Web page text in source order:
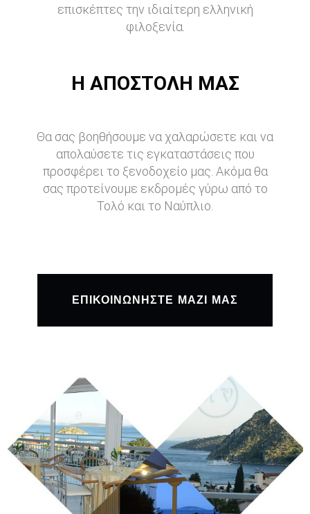
επισκέπτες την ιδιαίτερη ελληνική
φιλοξενία.
Η ΑΠΟΣΤΟΛΉ ΜΑΣ
Θα σας βοηθήσουμε να χαλαρώσετε και να
απολαύσετε τις εγκαταστάσεις που
προσφέρει το ξενοδοχείο μας. Ακόμα θα
σας προτείνουμε εκδρομές γύρω από το
Τολό και το Ναύπλιο.
ΕΠΙΚΟΙΝΩΝΉΣΤΕ ΜΑΖΊ ΜΑΣ